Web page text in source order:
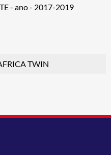
- ano - 2017-2019
TWIN